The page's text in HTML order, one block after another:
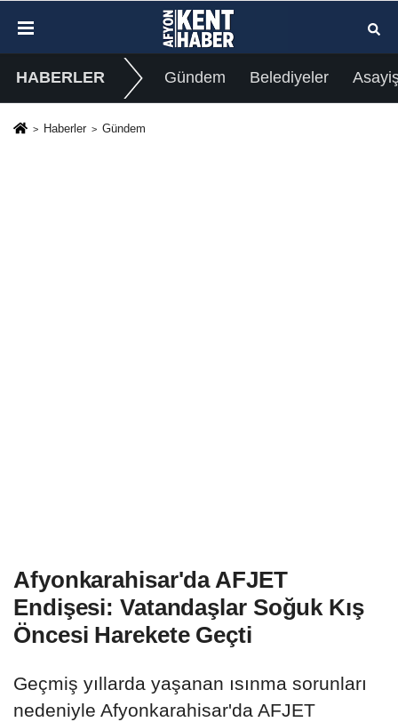
HABERLER Gündem Belediyeler
Haberler Gündem
Afyonkarahisar'da AFJET
Endişesi: Vatandaşlar Soğuk Kış
Öncesi Harekete Geçti
Geçmiş yıllarda yaşanan ısınma sorunları
nedeniyle Afyonkarahisar'da AFJET